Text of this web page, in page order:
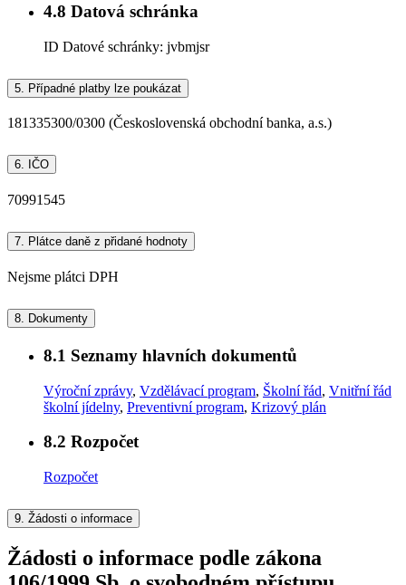
4.8 Datová schránka
ID Datové schránky: jvbmjsr
5. Případné platby lze poukázat
181335300/0300 (Československá obchodní banka, a.s.)
6. IČO
70991545
7. Plátce daně z přidané hodnoty
Nejsme plátci DPH
8. Dokumenty
8.1 Seznamy hlavních dokumentů
Výroční zprávy, Vzdělávací program, Školní řád, Vnitřní řád
školní jídelny, Preventivní program, Krizový plán
8.2 Rozpočet
Rozpočet
9. Žádosti o informace
Žádosti o informace podle zákona